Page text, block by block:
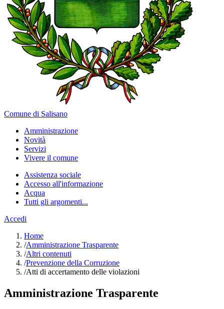
Comune di Salisano
Amministrazione
Novità
Servizi
Vivere il comune
Assistenza sociale
Accesso all'informazione
Acqua
Tutti gli argomenti...
Accedi
Home
/Amministrazione Trasparente
/Altri contenuti
/Prevenzione della Corruzione
/Atti di accertamento delle violazioni
Amministrazione Trasparente